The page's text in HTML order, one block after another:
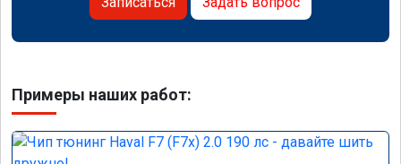
Примеры наших работ: